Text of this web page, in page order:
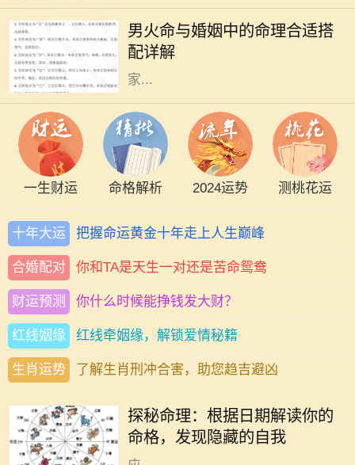
男火命与婚姻中的命理合适搭
配详解
的地位，尤其是在婚姻选择上。对于
男火命来说，选择合适的命理搭配非
常关键，这可以影响到感情的和谐与
家...
一生财运 命格解析 2024运势 测桃花运
十年大运 把握命运黄金十年走上人生巅峰
合婚配对 你和TA是天生一对还是苦命鸳鸯
财运预测 你什么时候能挣钱发大财？
红线姻缘 红线牵姻缘，解锁爱情秘籍
生肖运势 了解生肖刑冲合害，助您趋吉避凶
探秘命理：根据日期解读你的
命格，发现隐藏的自我
在中国传统文化中，命理学作为一门
人的生辰八字、出生日期，都会对其
命格产生显著的影响。不同的日期对